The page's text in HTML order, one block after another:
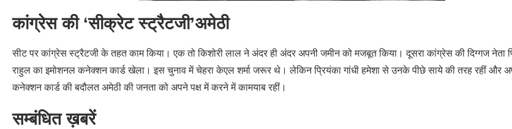
कांग्रेस की ‘सीक्रेट स्ट्रैटजी’अमेठी
सीट पर कांग्रेस स्ट्रैटजी के तहत काम किया। एक तो किशोरी लाल ने अंदर ही अंदर अपनी जमीन को मजबूत किया। दूसरा कांग्रेस की दिग्गज नेता
राहुल का इमोशनल कनेक्शन कार्ड खेला। इस चुनाव में चेहरा केएल शर्मा जरूर थे। लेकिन प्रियंका गांधी हमेशा से उनके पीछे साये की तरह रहीं और
कनेक्शन कार्ड की बदौलत अमेठी की जनता को अपने पक्ष में करने में कामयाब रहीं।
सम्बंधित ख़बरें